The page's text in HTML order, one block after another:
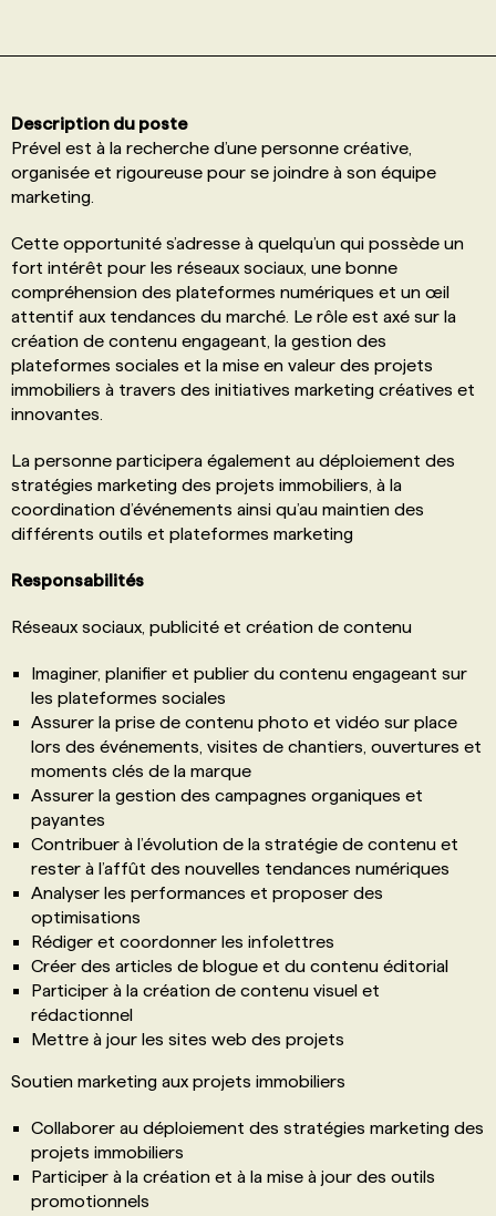
PROGRAMMES DE SUBVENTIONS
FAQ
ANNONCEZ AVEC NOUS
Description du poste
Prével est à la recherche d’une personne créative,
organisée et rigoureuse pour se joindre à son équipe
marketing.
Cette opportunité s’adresse à quelqu’un qui possède un
fort intérêt pour les réseaux sociaux, une bonne
compréhension des plateformes numériques et un œil
attentif aux tendances du marché. Le rôle est axé sur la
création de contenu engageant, la gestion des
plateformes sociales et la mise en valeur des projets
immobiliers à travers des initiatives marketing créatives et
innovantes.
La personne participera également au déploiement des
stratégies marketing des projets immobiliers, à la
coordination d’événements ainsi qu’au maintien des
différents outils et plateformes marketing
Responsabilités
Réseaux sociaux, publicité et création de contenu
Imaginer, planifier et publier du contenu engageant sur
les plateformes sociales
Assurer la prise de contenu photo et vidéo sur place
lors des événements, visites de chantiers, ouvertures et
moments clés de la marque
Assurer la gestion des campagnes organiques et
payantes
Contribuer à l’évolution de la stratégie de contenu et
rester à l’affût des nouvelles tendances numériques
Analyser les performances et proposer des
optimisations
Rédiger et coordonner les infolettres
Créer des articles de blogue et du contenu éditorial
Participer à la création de contenu visuel et
rédactionnel
Mettre à jour les sites web des projets
Soutien marketing aux projets immobiliers
Collaborer au déploiement des stratégies marketing des
projets immobiliers
Participer à la création et à la mise à jour des outils
promotionnels